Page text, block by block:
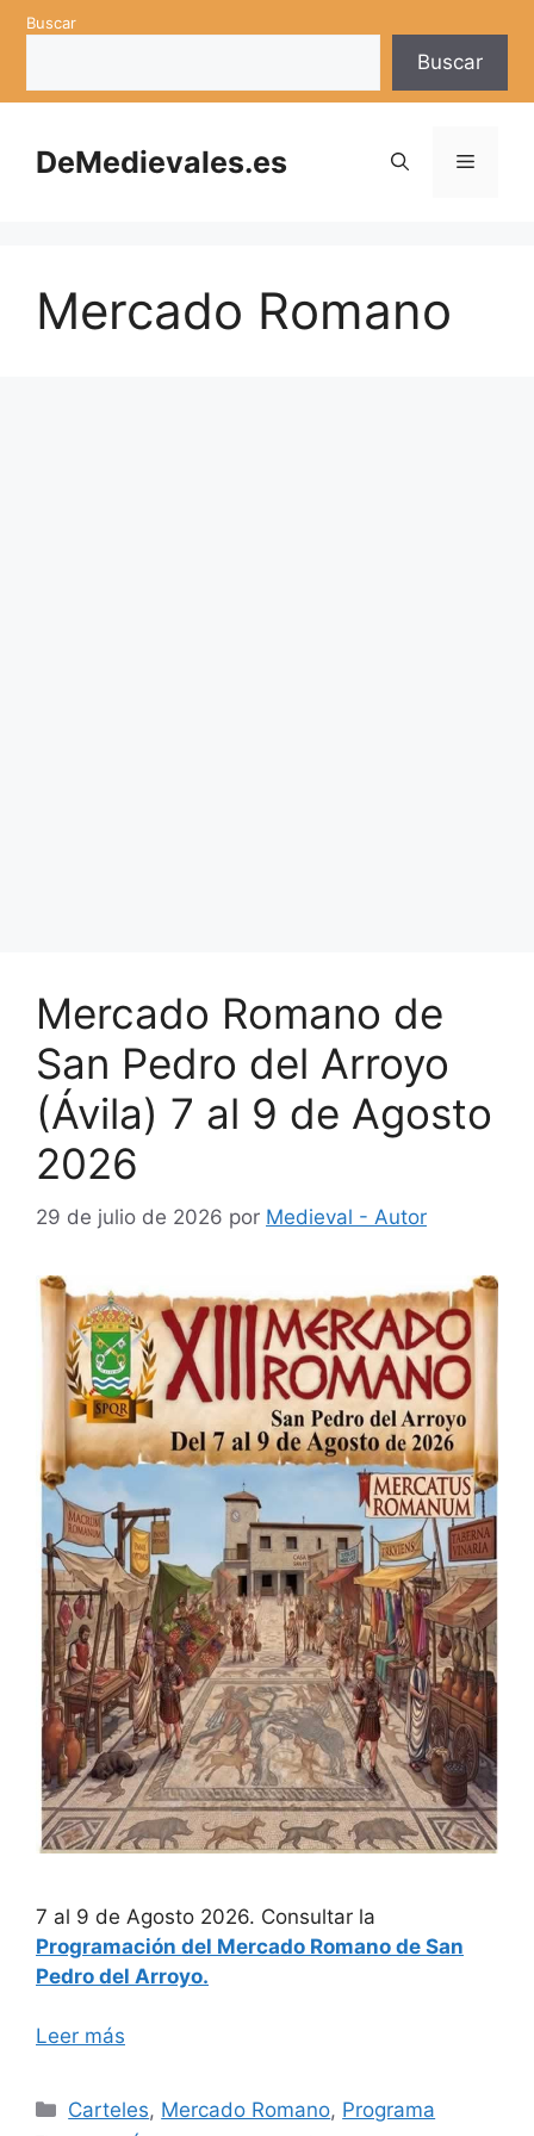
SaltarBuscar
Buscar
DeMedievales.es Menú
Mercado Romano
Mercado Romano de
San Pedro del Arroyo
(Ávila) 7 al 9 de Agosto
2026
29 de julio de 2026 por Medieval - Autor
7 al 9 de Agosto 2026. Consultar la
Programación del Mercado Romano de San
Pedro del Arroyo.
Leer más
Categorías
Carteles, Mercado Romano, Programa